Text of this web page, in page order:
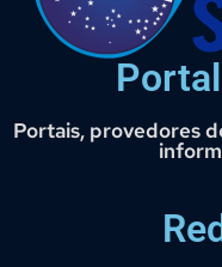
Portais, provedores